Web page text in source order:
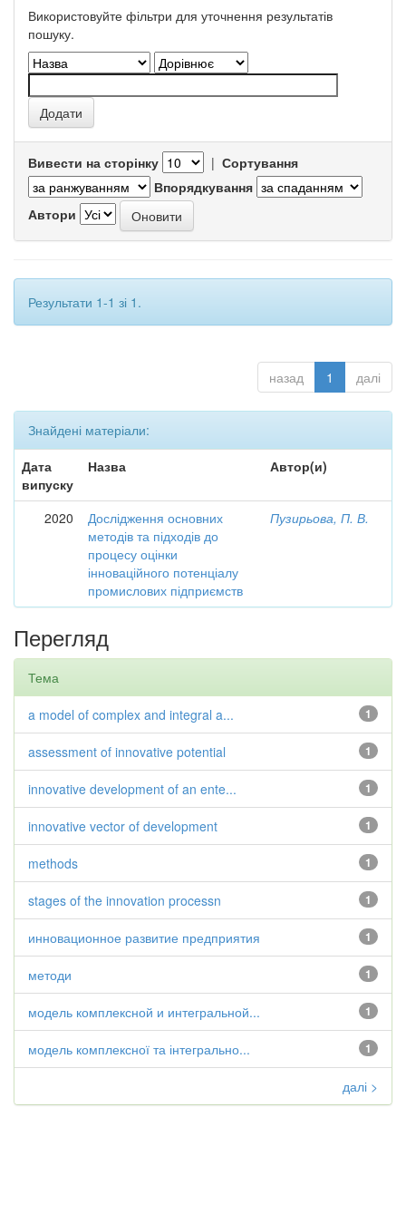
Використовуйте фільтри для уточнення результатів
пошуку.
Вивести на сторінку | Сортування
Впорядкування
Автори
Результати 1-1 зі 1.
назад 1 далі
Знайдені матеріали:
Дата
випуску
Назва Автор(и)
2020
Дослідження основних
методів та підходів до
процесу оцінки
інноваційного потенціалу
промислових підприємств
Пузирьова, П. В.
Перегляд
Тема
1
a model of complex and integral a...
1
assessment of innovative potential
1
innovative development of an ente...
1
innovative vector of development
1
methods
1
stages of the innovation processn
1
инновационное развитие предприятия
1
методи
1
модель комплексной и интегральной...
1
модель комплексної та інтегрально...
далі >